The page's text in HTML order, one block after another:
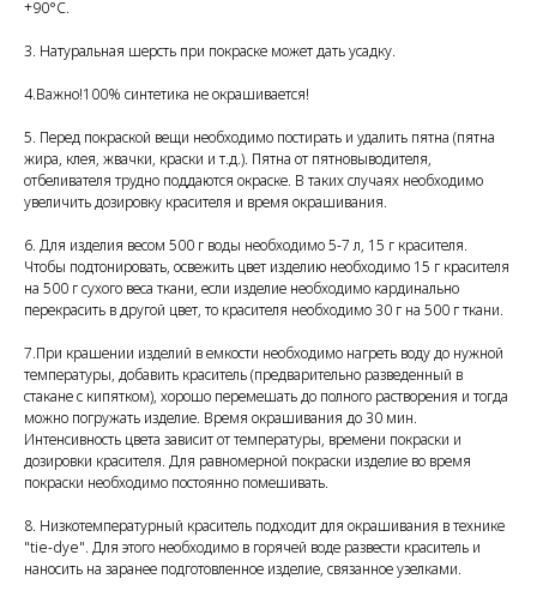
+90°С.
3. Натуральная шерсть при покраске может дать усадку.
4.Важно!100% синтетика не окрашивается!
5. Перед покраской вещи необходимо постирать и удалить пятна (пятна
жира, клея, жвачки, краски и т.д.). Пятна от пятновыводителя,
отбеливателя трудно поддаются окраске. В таких случаях необходимо
увеличить дозировку красителя и время окрашивания.
6. Для изделия весом 500 г воды необходимо 5-7 л, 15 г красителя.
Чтобы подтонировать, освежить цвет изделию необходимо 15 г красителя
на 500 г сухого веса ткани, если изделие необходимо кардинально
перекрасить в другой цвет, то красителя необходимо 30 г на 500 г ткани.
7.При крашении изделий в емкости необходимо нагреть воду до нужной
температуры, добавить краситель (предварительно разведенный в
стакане с кипятком), хорошо перемешать до полного растворения и тогда
можно погружать изделие. Время окрашивания до 30 мин.
Интенсивность цвета зависит от температуры, времени покраски и
дозировки красителя. Для равномерной покраски изделие во время
покраски необходимо постоянно помешивать.
8. Низкотемпературный краситель подходит для окрашивания в технике
"tie-dye". Для этого необходимо в горячей воде развести краситель и
наносить на заранее подготовленное изделие, связанное узелками.